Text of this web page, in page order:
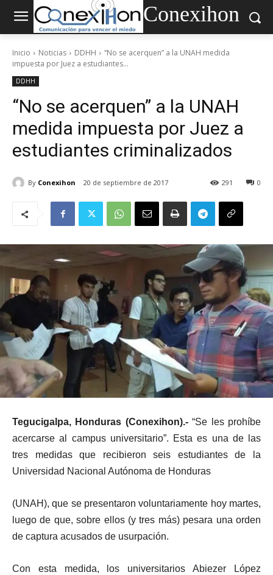
Conexihon
Inicio Noticias DDHH
“No se acerquen” a la UNAH medida
impuesta por Juez a estudiantes...
DDHH
“No se acerquen” a la UNAH
medida impuesta por Juez a
estudiantes criminalizados
By Conexihon 20 de septiembre de 2017 0
291
Tegucigalpa, Honduras (Conexihon).-“Se les prohíbe
acercarse al campus universitario”. Esta es una de las
tres medidas que recibieron seis estudiantes de la
Universidad Nacional Autónoma de Honduras
(UNAH), que se presentaron voluntariamente hoy martes,
luego de que, sobre ellos (y tres más) pesara una orden
de captura acusados de usurpación.
Con esta medida, los universitarios Abiezer López